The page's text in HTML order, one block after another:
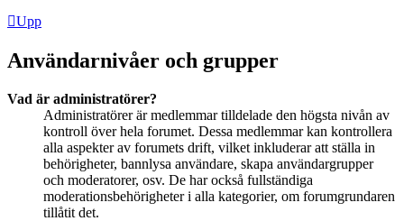
Upp
Användarnivåer och grupper
Vad är administratörer?
Administratörer är medlemmar tilldelade den högsta nivån av
kontroll över hela forumet. Dessa medlemmar kan kontrollera
alla aspekter av forumets drift, vilket inkluderar att ställa in
behörigheter, bannlysa användare, skapa användargrupper
och moderatorer, osv. De har också fullständiga
moderationsbehörigheter i alla kategorier, om forumgrundaren
tillåtit det.